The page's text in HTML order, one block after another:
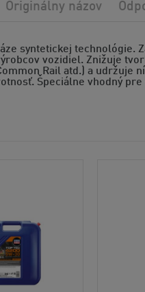
syntetickej technológie.
vozidiel. Znižuje
Rail atd.) a udržuje
Špeciálne vhodný
Originálny názov